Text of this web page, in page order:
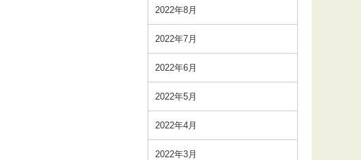
2022年8月
2022年7月
2022年6月
2022年5月
2022年4月
2022年3月